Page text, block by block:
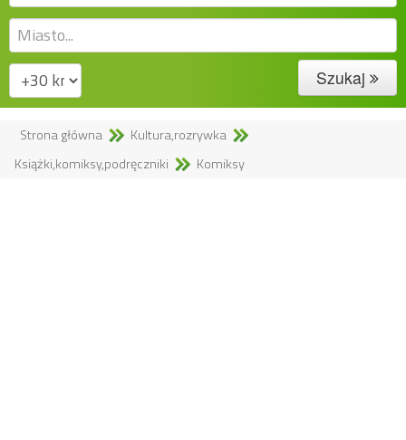
Szukaj
Strona główna
Kultura,rozrywka
Książki,komiksy,podręczniki
Komiksy